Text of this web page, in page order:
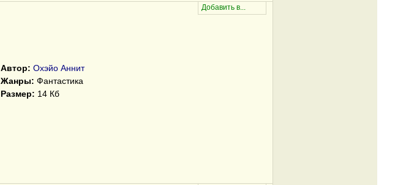
Автор: Охэйо Аннит
Жанры: Фантастика
Размер: 14 Кб